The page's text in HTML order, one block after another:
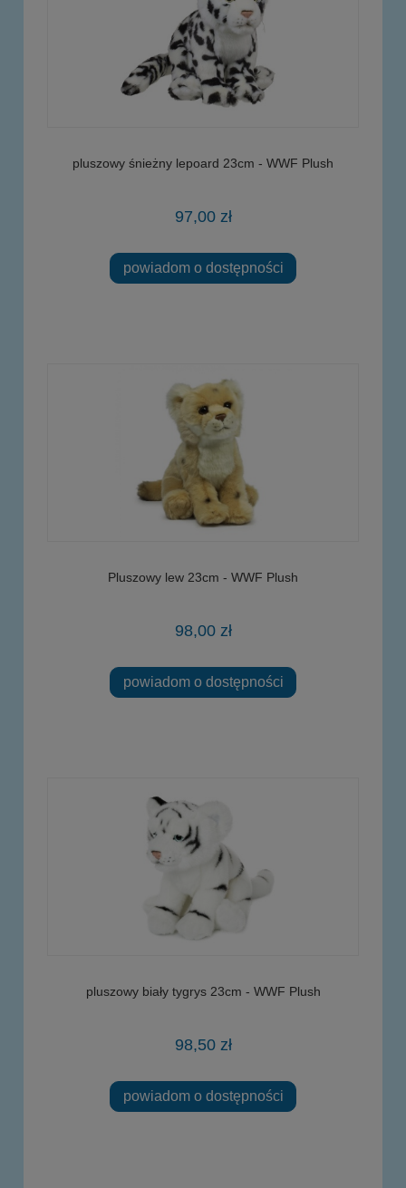
pluszowy śnieżny lepoard 23cm - WWF Plush
97,00 zł
powiadom o dostępności
Pluszowy lew 23cm - WWF Plush
98,00 zł
powiadom o dostępności
pluszowy biały tygrys 23cm - WWF Plush
98,50 zł
powiadom o dostępności